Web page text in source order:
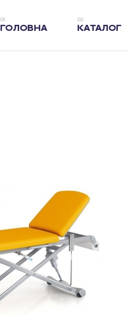
ГОЛОВНА КАТАЛОГ